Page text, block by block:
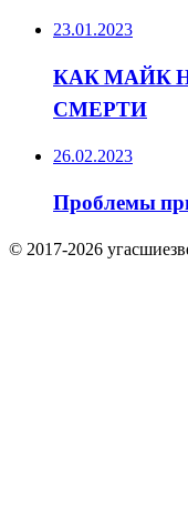
23.01.2023
КАК МАЙК
СМЕРТИ
26.02.2023
Проблемы
© 2017-2026